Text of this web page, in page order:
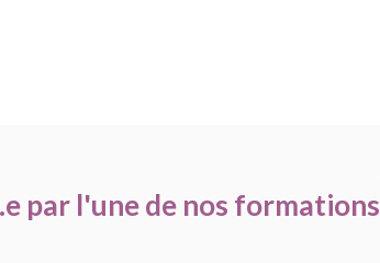
par l'une de nos formations